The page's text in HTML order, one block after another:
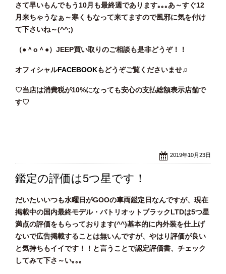
さて早いもんでもう10月も最終週であります｡｡｡あ～すぐ12
月来ちゃうなぁ～寒くもなって来てますので風邪に気を付け
て下さいね～(^^;)
（●＾o ＾●）JEEP買い取りのご相談も是非どうぞ！！
オフィシャルFACEBOOKもどうぞご覧くださいませ♫
♡当店は消費税が10%になっても安心の支払総額表示店舗で
す♡
2019年10月23日
鑑定の評価は5つ星です！
だいたいいつも水曜日がGOOの車両鑑定日なんですが、現在
掲載中の国内最終モデル・パトリオットブラックLTDは5つ星
満点の評価をもらっております(^^)基本的に内外装を仕上げ
ないで広告掲載することは無いんですが、やはり評価が良い
と気持ちもイイです！！と言うことで認定評価書、チェック
してみて下さ～い｡｡｡